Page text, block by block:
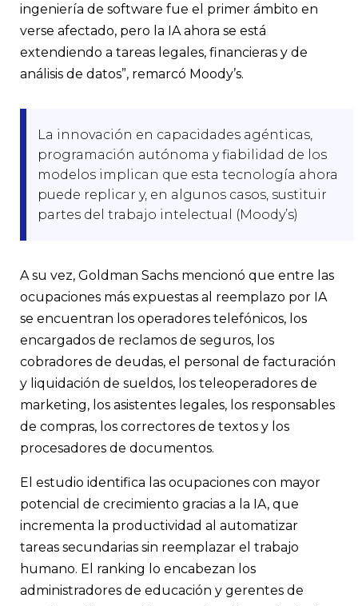
ingeniería de software fue el primer ámbito en
verse afectado, pero la IA ahora se está
extendiendo a tareas legales, financieras y de
análisis de datos”, remarcó Moody’s.
La innovación en capacidades agénticas,
programación autónoma y fiabilidad de los
modelos implican que esta tecnología ahora
puede replicar y, en algunos casos, sustituir
partes del trabajo intelectual (Moody’s)
A su vez, Goldman Sachs mencionó que entre las
ocupaciones más expuestas al reemplazo por IA
se encuentran los operadores telefónicos, los
encargados de reclamos de seguros, los
cobradores de deudas, el personal de facturación
y liquidación de sueldos, los teleoperadores de
marketing, los asistentes legales, los responsables
de compras, los correctores de textos y los
procesadores de documentos.
El estudio identifica las ocupaciones con mayor
potencial de crecimiento gracias a la IA, que
incrementa la productividad al automatizar
tareas secundarias sin reemplazar el trabajo
humano. El ranking lo encabezan los
administradores de educación y gerentes de